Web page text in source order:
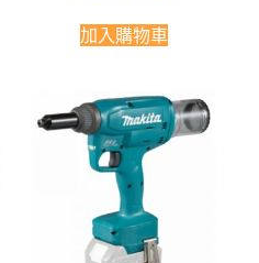
加入購物車